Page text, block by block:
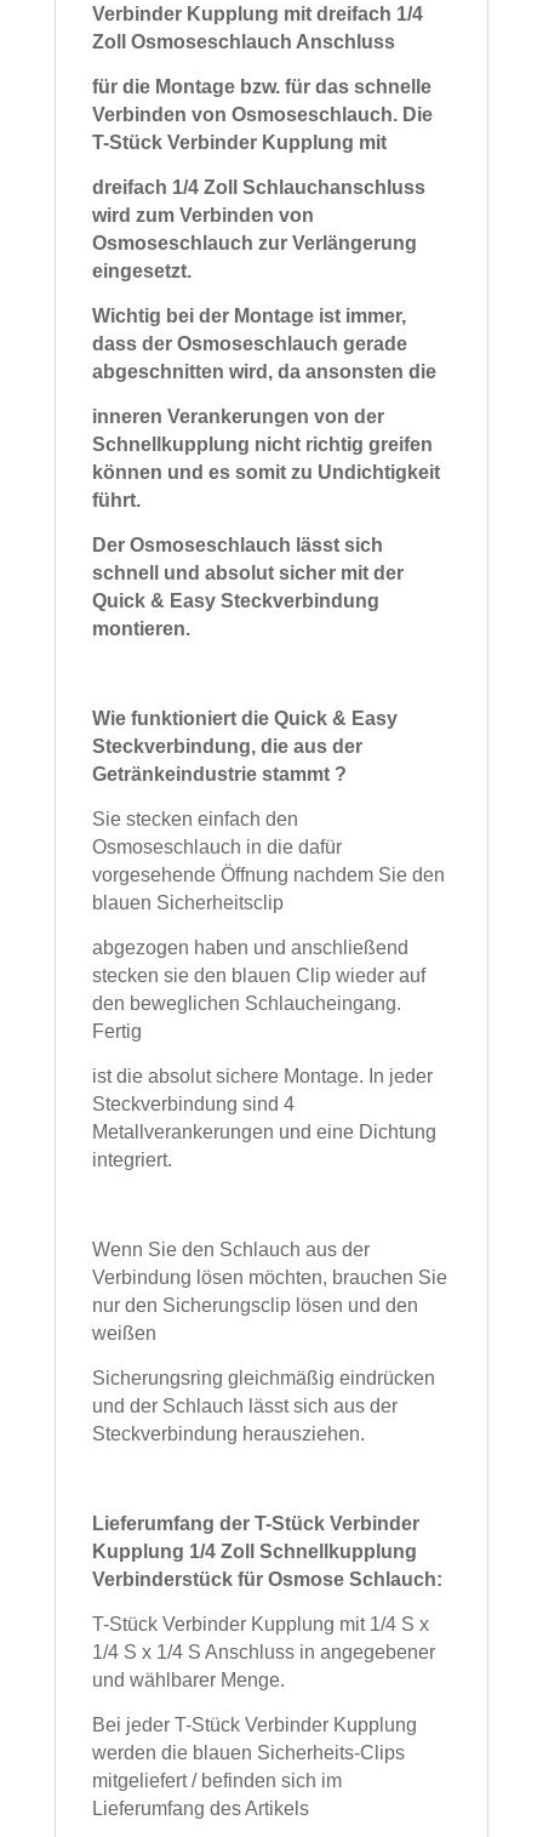
Verbinder Kupplung mit dreifach 1/4
Zoll Osmoseschlauch Anschluss
für die Montage bzw. für das schnelle
Verbinden von Osmoseschlauch. Die
T-Stück Verbinder Kupplung mit
dreifach 1/4 Zoll Schlauchanschluss
wird zum Verbinden von
Osmoseschlauch zur Verlängerung
eingesetzt.
Wichtig bei der Montage ist immer,
dass der Osmoseschlauch gerade
abgeschnitten wird, da ansonsten die
inneren Verankerungen von der
Schnellkupplung nicht richtig greifen
können und es somit zu Undichtigkeit
führt.
Der Osmoseschlauch lässt sich
schnell und absolut sicher mit der
Quick & Easy Steckverbindung
montieren.
Wie funktioniert die Quick & Easy
Steckverbindung, die aus der
Getränkeindustrie stammt ?
Sie stecken einfach den
Osmoseschlauch in die dafür
vorgesehende Öffnung nachdem Sie den
blauen Sicherheitsclip
abgezogen haben und anschließend
stecken sie den blauen Clip wieder auf
den beweglichen Schlaucheingang.
Fertig
ist die absolut sichere Montage. In jeder
Steckverbindung sind 4
Metallverankerungen und eine Dichtung
integriert.
Wenn Sie den Schlauch aus der
Verbindung lösen möchten, brauchen Sie
nur den Sicherungsclip lösen und den
weißen
Sicherungsring gleichmäßig eindrücken
und der Schlauch lässt sich aus der
Steckverbindung herausziehen.
Lieferumfang der T-Stück Verbinder
Kupplung 1/4 Zoll Schnellkupplung
Verbinderstück für Osmose Schlauch:
T-Stück Verbinder Kupplung mit 1/4 S x
1/4 S x 1/4 S Anschluss in angegebener
und wählbarer Menge.
Bei jeder T-Stück Verbinder Kupplung
werden die blauen Sicherheits-Clips
mitgeliefert / befinden sich im
Lieferumfang des Artikels